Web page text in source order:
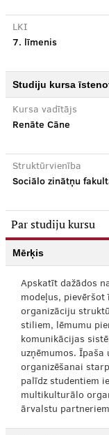
LKI
7. līmenis
Studiju kursa
Kursa vadītājs
Renāte Cāne
Struktūrvienība
Sociālo zinātņu
Par studiju kursu
Mērķis
Apskatīt dažādos
modeļus, pievēršot
organizāciju
stiliem, lēmumu
komunikācijas
uzņēmumos.
organizēšanai
palīdz studentiem
multikulturālo
ārvalstu